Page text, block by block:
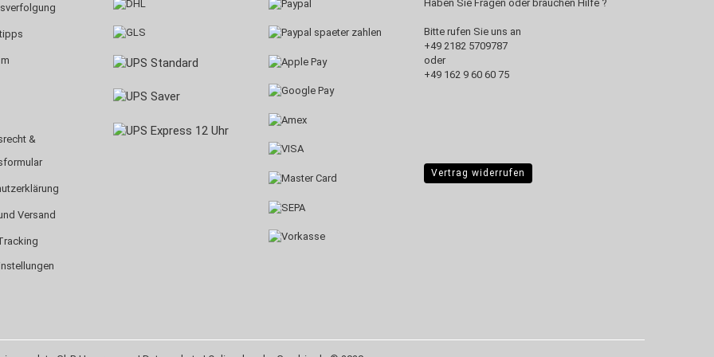
&
Versand
Haben Sie Fragen oder brauchen Hilfe ?
Bitte rufen Sie uns an
+49 2182 5709787‬
oder
+49 162 9 60 60 75
Vertrag widerrufen